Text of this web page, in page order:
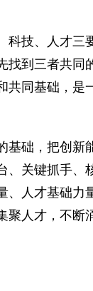
技、人才三
找到三者共同
共同基础，是
础，把创新
关键抓手、
、人才基础力
聚人才，不断